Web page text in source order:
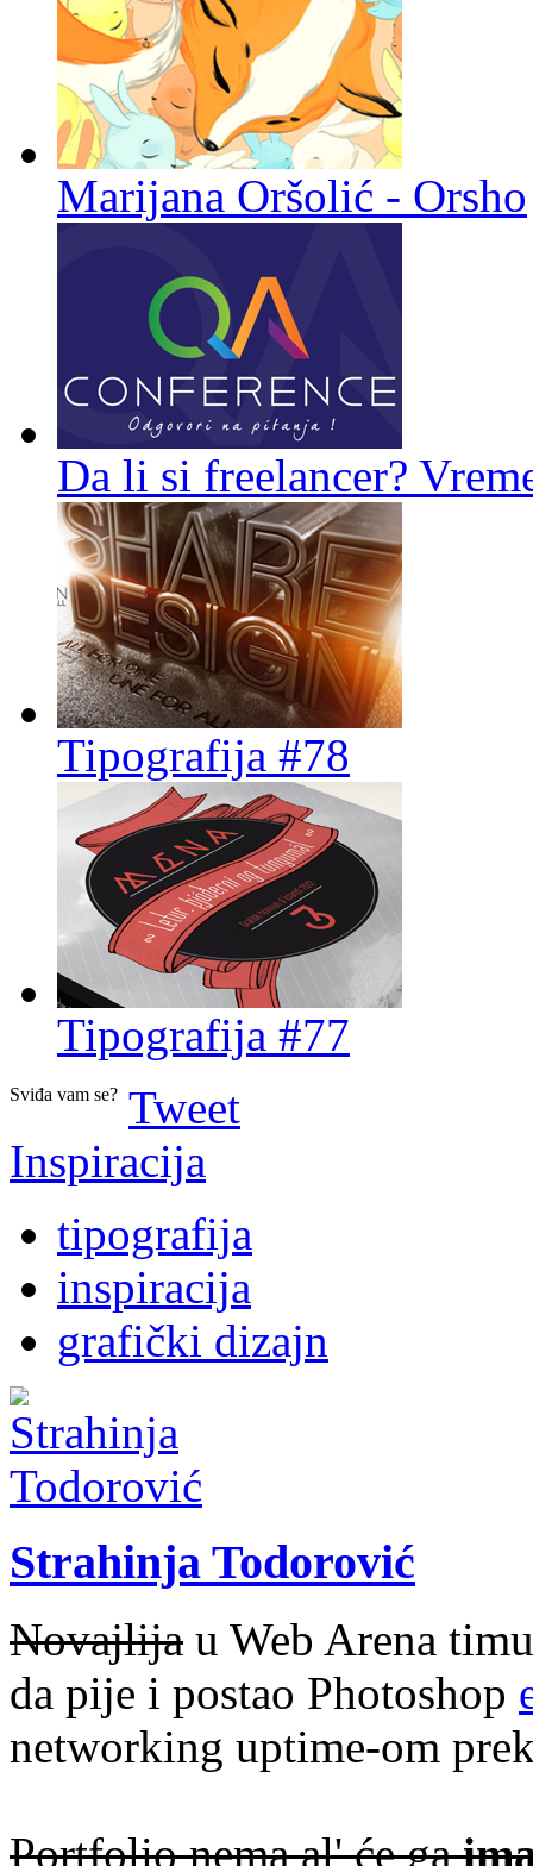
Marijana Oršolić - Orsho
Da li si freelancer?
Tipografija #78
Tipografija #77
Sviđa vam se? Tweet
Inspiracija
tipografija
inspiracija
grafički dizajn
Strahinja Todorović
Novajlija u Web Arena
da pije i postao Photoshop
networking uptime-om
Portfolio nema al' će ga